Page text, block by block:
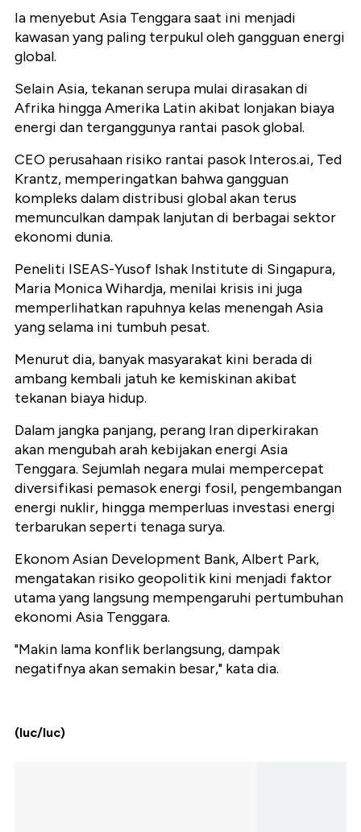
Ia menyebut Asia Tenggara saat ini menjadi
kawasan yang paling terpukul oleh gangguan energi
global.
Selain Asia, tekanan serupa mulai dirasakan di
Afrika hingga Amerika Latin akibat lonjakan biaya
energi dan terganggunya rantai pasok global.
CEO perusahaan risiko rantai pasok Interos.ai, Ted
Krantz, memperingatkan bahwa gangguan
kompleks dalam distribusi global akan terus
memunculkan dampak lanjutan di berbagai sektor
ekonomi dunia.
Peneliti ISEAS-Yusof Ishak Institute di Singapura,
Maria Monica Wihardja, menilai krisis ini juga
memperlihatkan rapuhnya kelas menengah Asia
yang selama ini tumbuh pesat.
Menurut dia, banyak masyarakat kini berada di
ambang kembali jatuh ke kemiskinan akibat
tekanan biaya hidup.
Dalam jangka panjang, perang Iran diperkirakan
akan mengubah arah kebijakan energi Asia
Tenggara. Sejumlah negara mulai mempercepat
diversifikasi pemasok energi fosil, pengembangan
energi nuklir, hingga memperluas investasi energi
terbarukan seperti tenaga surya.
Ekonom Asian Development Bank, Albert Park,
mengatakan risiko geopolitik kini menjadi faktor
utama yang langsung mempengaruhi pertumbuhan
ekonomi Asia Tenggara.
"Makin lama konflik berlangsung, dampak
negatifnya akan semakin besar," kata dia.
(luc/luc)